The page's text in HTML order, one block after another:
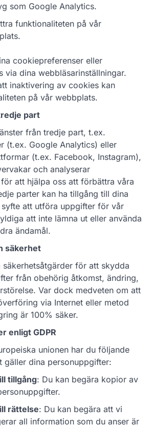
som Google Analytics.
funktionaliteten på vår
cookiepreferenser eller
via dina webbläsarinställningar.
inaktivering av cookies kan
på vår webbplats.
part
från tredje part, t.ex.
(t.ex. Google Analytics) eller
(t.ex. Facebook, Instagram),
och analyserar
att hjälpa oss att förbättra våra
parter kan ha tillgång till dina
att utföra uppgifter för vår
att inte lämna ut eller använda
ändamål.
säkerhet
för att skydda
från obehörig åtkomst, ändring,
Var dock medveten om att
via Internet eller metod
är 100% säker.
enligt GDPR
unionen har du följande
gäller dina personuppgifter:
tillgång: Du kan begära kopior av
rättelse: Du kan begära att vi
all information som du anser är